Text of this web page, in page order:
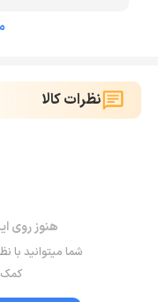
نظرات کالا
هنوز روی
شما میتوانید با
کمک